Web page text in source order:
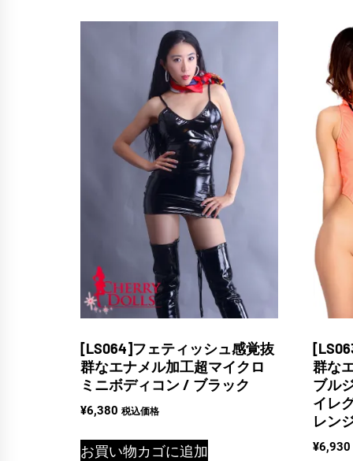
[LS064]フェティッシュ感覚抜
群なエナメル加工超マイクロ
ミニボディコン / ブラック
¥6,380 税込価格
お買い物カゴに追加
群な
ブル
イレ
レン
¥6,930